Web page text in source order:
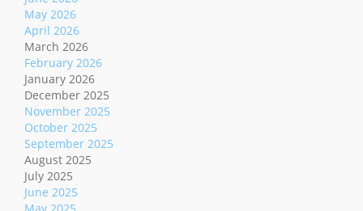
May 2026
April 2026
March 2026
February 2026
January 2026
December 2025
November 2025
October 2025
September 2025
August 2025
July 2025
June 2025